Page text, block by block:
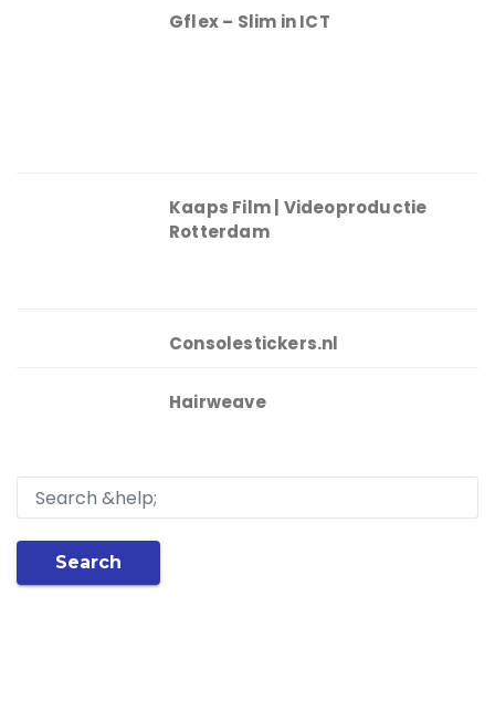
Gflex – Slim in ICT
Kaaps Film | Videoproductie
Rotterdam
Consolestickers.nl
Hairweave
Search